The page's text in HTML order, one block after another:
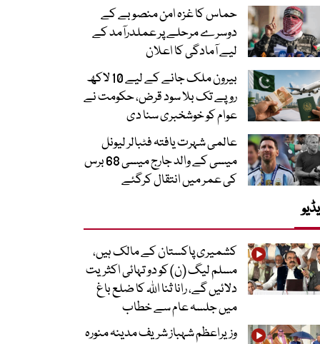
حماس کا غزہ امن منصوبے کے
دوسرے مرحلے پر عملدرآمد کے
لیے آمادگی کا اعلان
بیرون ملک جانے کے لیے 10 لاکھ
روپے تک بلا سود قرض، حکومت نے
عوام کو خوشخبری سنا دی
عالمی شہرت یافتہ فٹبالر لیونل
میسی کے والد جارج میسی 68 برس
کی عمر میں انتقال کرگئے
کشمیری پاکستان کے مالک ہیں،
مسلم لیگ (ن) کو دو تہائی اکثریت
دلائیں گے، رانا ثنا اللہ کا ضلع باغ
میں جلسہ عام سے خطاب
وزیراعظم شہباز شریف مدینہ منورہ